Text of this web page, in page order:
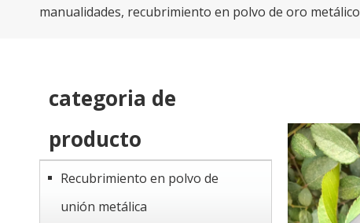
manualidades, recubrimiento en polvo de oro metálico
categoria de
producto
Recubrimiento en polvo de
unión metálica